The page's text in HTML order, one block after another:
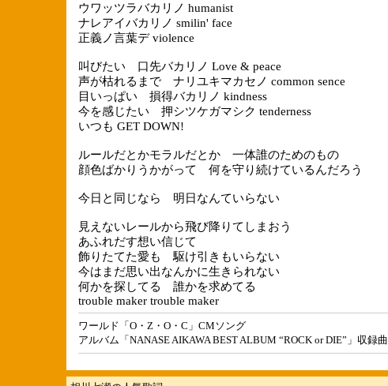
ウワッツラバカリノ humanist
ナレアイバカリノ smilin' face
正義ノ言葉デ violence
叫びたい 口先バカリノ Love & peace
声が枯れるまで ナリユキマカセノ common sence
目いっぱい 損得バカリノ kindness
今を感じたい 押シツケガマシク tenderness
いつも GET DOWN!
ルールだとかモラルだとか 一体誰のためのもの
顔色ばかりうかがって 何を守り続けているんだろう
今日と同じなら 明日なんていらない
見えないレールから飛び降りてしまおう
あふれだす想い信じて
飾りたてた愛も 駆け引きもいらない
今はまだ思い出なんかに生きられない
何かを探してる 誰かを求めてる
trouble maker trouble maker
ワールド「O・Z・O・C」CMソング
アルバム「NANASE AIKAWA BEST ALBUM “ROCK or DIE”」収録曲